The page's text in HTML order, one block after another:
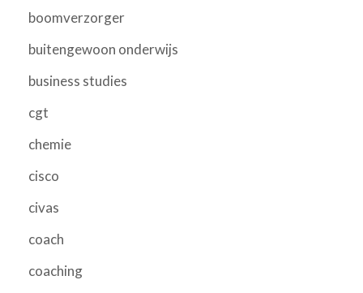
boomverzorger
buitengewoon onderwijs
business studies
cgt
chemie
cisco
civas
coach
coaching